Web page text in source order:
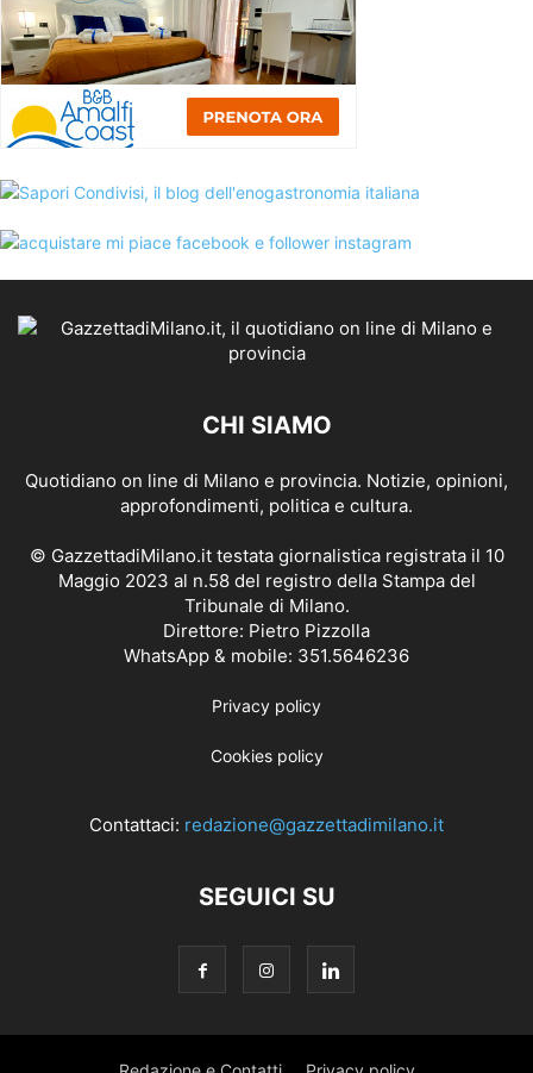
CHI SIAMO
Quotidiano on line di Milano e provincia. Notizie, opinioni,
approfondimenti, politica e cultura.
© GazzettadiMilano.it testata giornalistica registrata il 10
Maggio 2023 al n.58 del registro della Stampa del
Tribunale di Milano.
Direttore: Pietro Pizzolla
WhatsApp & mobile: 351.5646236
Privacy policy
Cookies policy
Contattaci: redazione@gazzettadimilano.it
SEGUICI SU